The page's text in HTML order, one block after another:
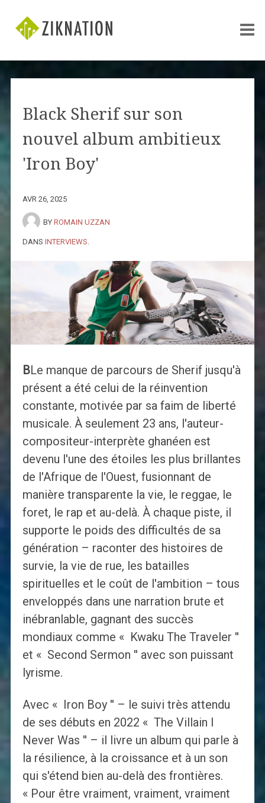
Black Sherif sur son
nouvel album ambitieux
'Iron Boy'
AVR 26, 2025
BY ROMAIN UZZAN
DANS INTERVIEWS
BLe manque de parcours de Sherif jusqu'à
présent a été celui de la réinvention
constante, motivée par sa faim de liberté
musicale. À seulement 23 ans, l'auteur-
compositeur-interprète ghanéen est
devenu l'une des étoiles les plus brillantes
de l'Afrique de l'Ouest, fusionnant de
manière transparente la vie, le reggae, le
foret, le rap et au-delà. À chaque piste, il
supporte le poids des difficultés de sa
génération – raconter des histoires de
survie, la vie de rue, les batailles
spirituelles et le coût de l'ambition – tous
enveloppés dans une narration brute et
inébranlable, gagnant des succès
mondiaux comme « Kwaku The Traveler ''
et « Second Sermon '' avec son puissant
lyrisme.
Avec « Iron Boy '' – le suivi très attendu
de ses débuts en 2022 « The Villain I
Never Was '' – il livre un album qui parle à
la résilience, à la croissance et à un son
qui s'étend bien au-delà des frontières.
« Pour être vraiment, vraiment, vraiment